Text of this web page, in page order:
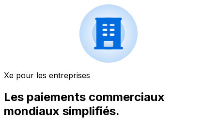
Xe pour les entreprises
Les paiements commerciaux
mondiaux simplifiés.